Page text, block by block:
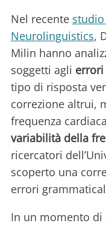
Nel recente
Neurolinguistics,
Milin hanno
soggetti agli
tipo di risposta
correzione altrui,
frequenza
variabilità della
ricercatori
scoperto una
errori
In un momento di